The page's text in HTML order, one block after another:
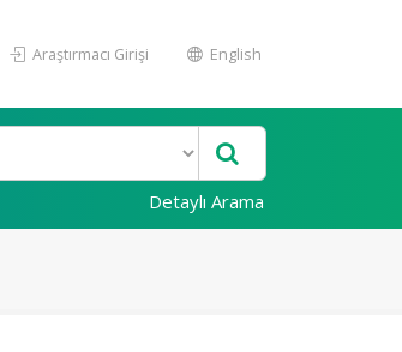
Araştırmacı Girişi English
Detaylı Arama